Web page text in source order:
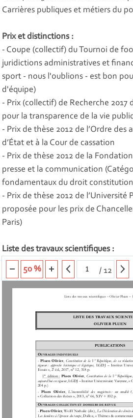
Carrières publiques et métiers du
Prix et distinctions :
- Coupe (collectif) du Tournoi de
juridictions administratives et
sport - nous l'oublions - est bon
d'équipe)
- Prix (collectif) de Recherche 2017
pour la transparence de la vie
- Prix de thèse 2012 de l’Ordre des
d’État et à la Cour de cassation
- Prix de thèse 2012 de la
presse et la communication
fondamentaux du droit
- Prix de thèse 2012 de l’Université
proposée pour les prix de
Paris)
Liste des travaux scientifiques :
50 % /12
Liste des travaux scientifiques –Olivier Pluen –
LISTE DES TRAVAUX
OLIVIER PLUEN
PUBLICATIONS
OUVRAGES INDIVIDUELS
- Pluen  Olivier, Constitution  de  la  Ve République, de sa
vigueur :  approche  historique  et  légistique, LGDJ – Institut
Essais », 2e éd., 2017, n° 12, 318 p.
1 re édition : Pluen  Olivier, Constitution  de  la  Ve
aujourd’hui en vigueur, LGDJ Institut Universitaire Varenne «
204 p.)
- Pluen  Olivier, L’inamovibilité  des  magistrats :  un  modèle ?,
« Collection des thèses », 2013, n° 66, XIV + 832 p.
OUVRAGES COLLECTIFS ET DOSSIERS DE REVUE
- Pluen Olivier, Wolff Nathalie (dir.), La Déclaration des droits
Les lumières à l’épreuve du temps, Dalloz, « Thèmes &